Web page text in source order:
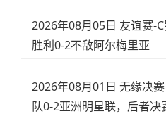
2026年08月05日 友谊赛-
胜利0-2不敌阿尔梅里亚
2026年08月01日 无缘决
队0-2亚洲明星联，后者决